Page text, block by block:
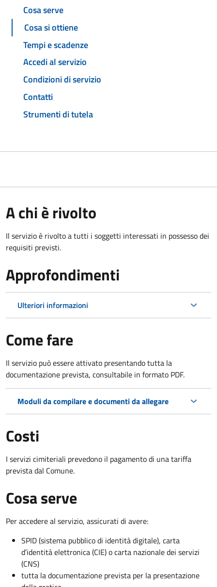
Cosa serve
Cosa si ottiene
Tempi e scadenze
Accedi al servizio
Condizioni di servizio
Contatti
Strumenti di tutela
A chi è rivolto
Il servizio è rivolto a tutti i soggetti interessati in possesso dei
requisiti previsti.
Approfondimenti
Ulteriori informazioni
Come fare
Il servizio può essere attivato presentando tutta la
documentazione prevista, consultabile in formato PDF.
Moduli da compilare e documenti da allegare
Costi
I servizi cimiteriali prevedono il pagamento di una tariffa
prevista dal Comune.
Cosa serve
Per accedere al servizio, assicurati di avere:
SPID (sistema pubblico di identità digitale), carta
d’identità elettronica (CIE) o carta nazionale dei servizi
(CNS)
tutta la documentazione prevista per la presentazione